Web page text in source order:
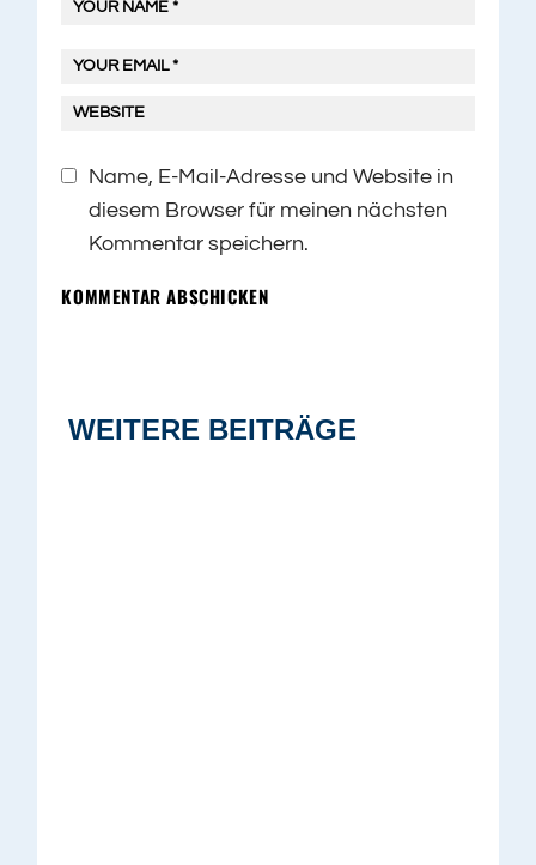
Name, E-Mail-Adresse und Website in
diesem Browser für meinen nächsten
Kommentar speichern.
KOMMENTAR ABSCHICKEN
WEITERE BEITRÄGE